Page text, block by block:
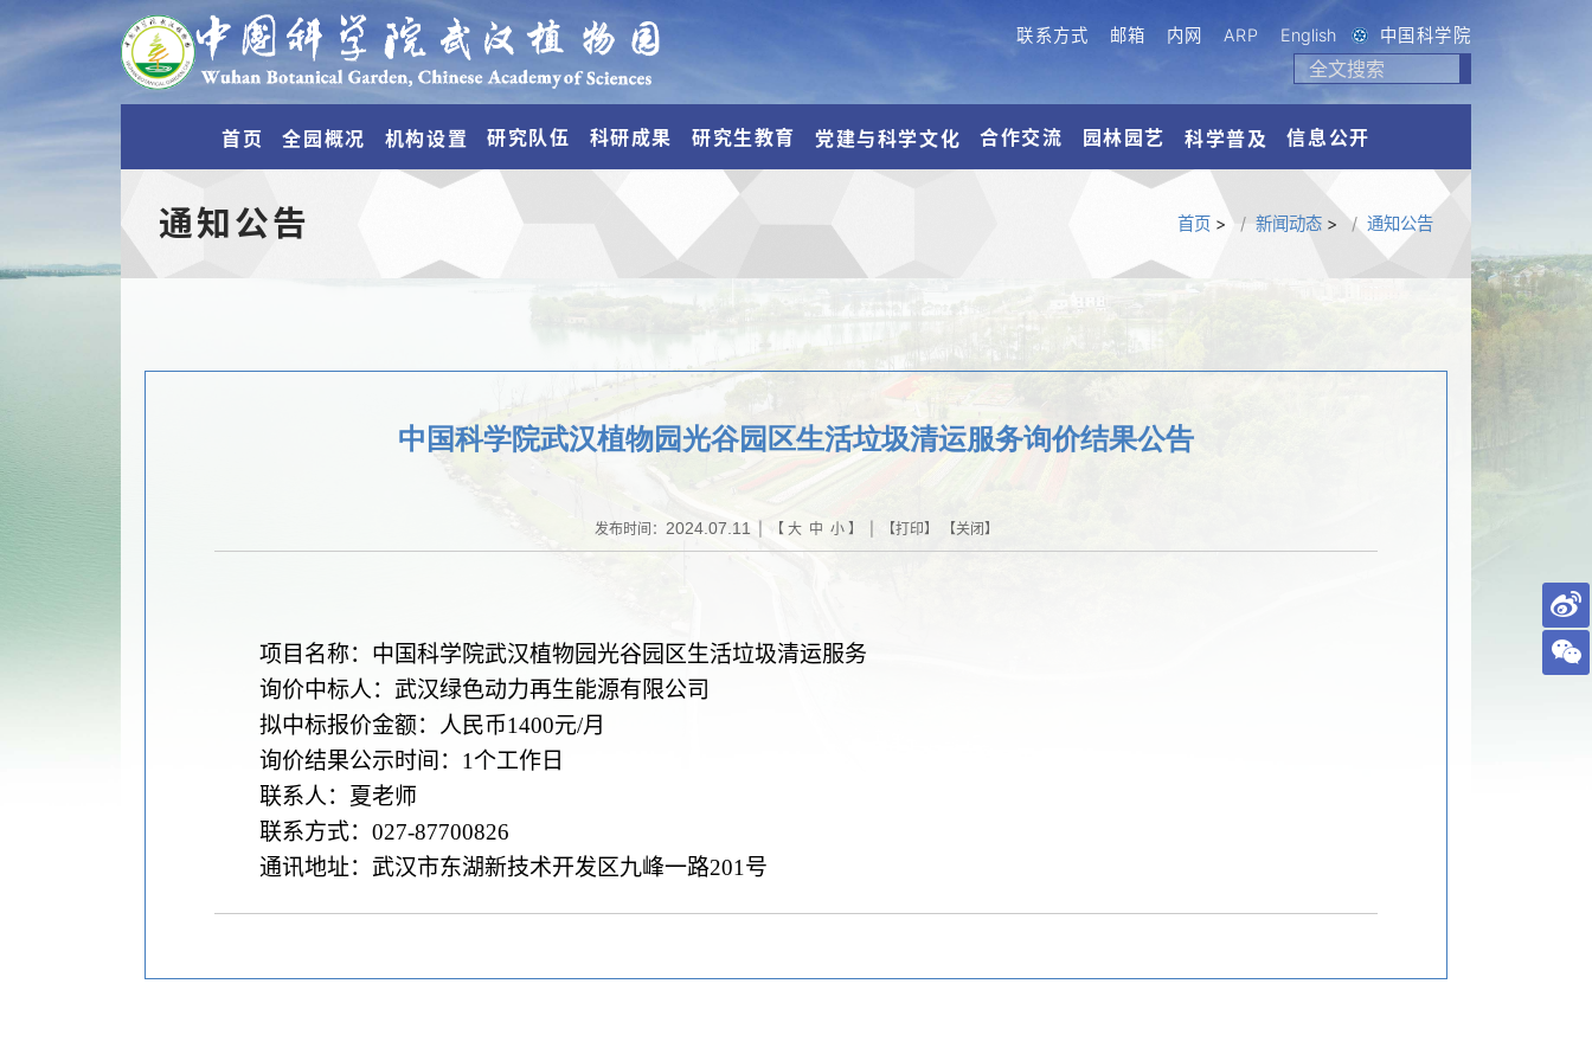
联系方式 邮箱 内网 ARP English 中国科学院
首页 全园概况 机构设置 研究队伍 科研成果 研究生教育 党建与科学文化 合作交流 园林园艺 科学普及 信息公开
通知公告 首页> 新闻动态> 通知公告
中国科学院武汉植物园光谷园区生活垃圾清运服务询价结果公告
发布时间： 2024.07.11 | 【 大 中 小】 | 【打印】 【关闭】
项目名称：中国科学院武汉植物园光谷园区生活垃圾清运服务
询价中标人：武汉绿色动力再生能源有限公司
拟中标报价金额：人民币1400元/月
询价结果公示时间： 1 个工作日
联系人：夏老师
联系方式： 027-87700826
通讯地址：武汉市东湖新技术开发区九峰一路201 号